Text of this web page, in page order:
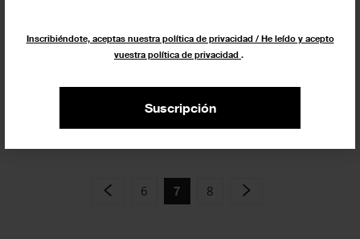
Inscribiéndote, aceptas nuestra política de privacidad / He leído y acepto
vuestra política de privacidad .
Suscripción
primera vez en España
18 ABRIL 2022
6 7 8